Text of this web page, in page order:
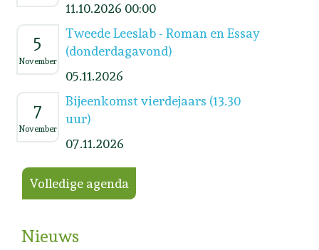
11.10.2026 00:00
5
November
Tweede Leeslab - Roman en Essay
(donderdagavond)
05.11.2026
7
November
Bijeenkomst vierdejaars (13.30
uur)
07.11.2026
Volledige agenda
Nieuws